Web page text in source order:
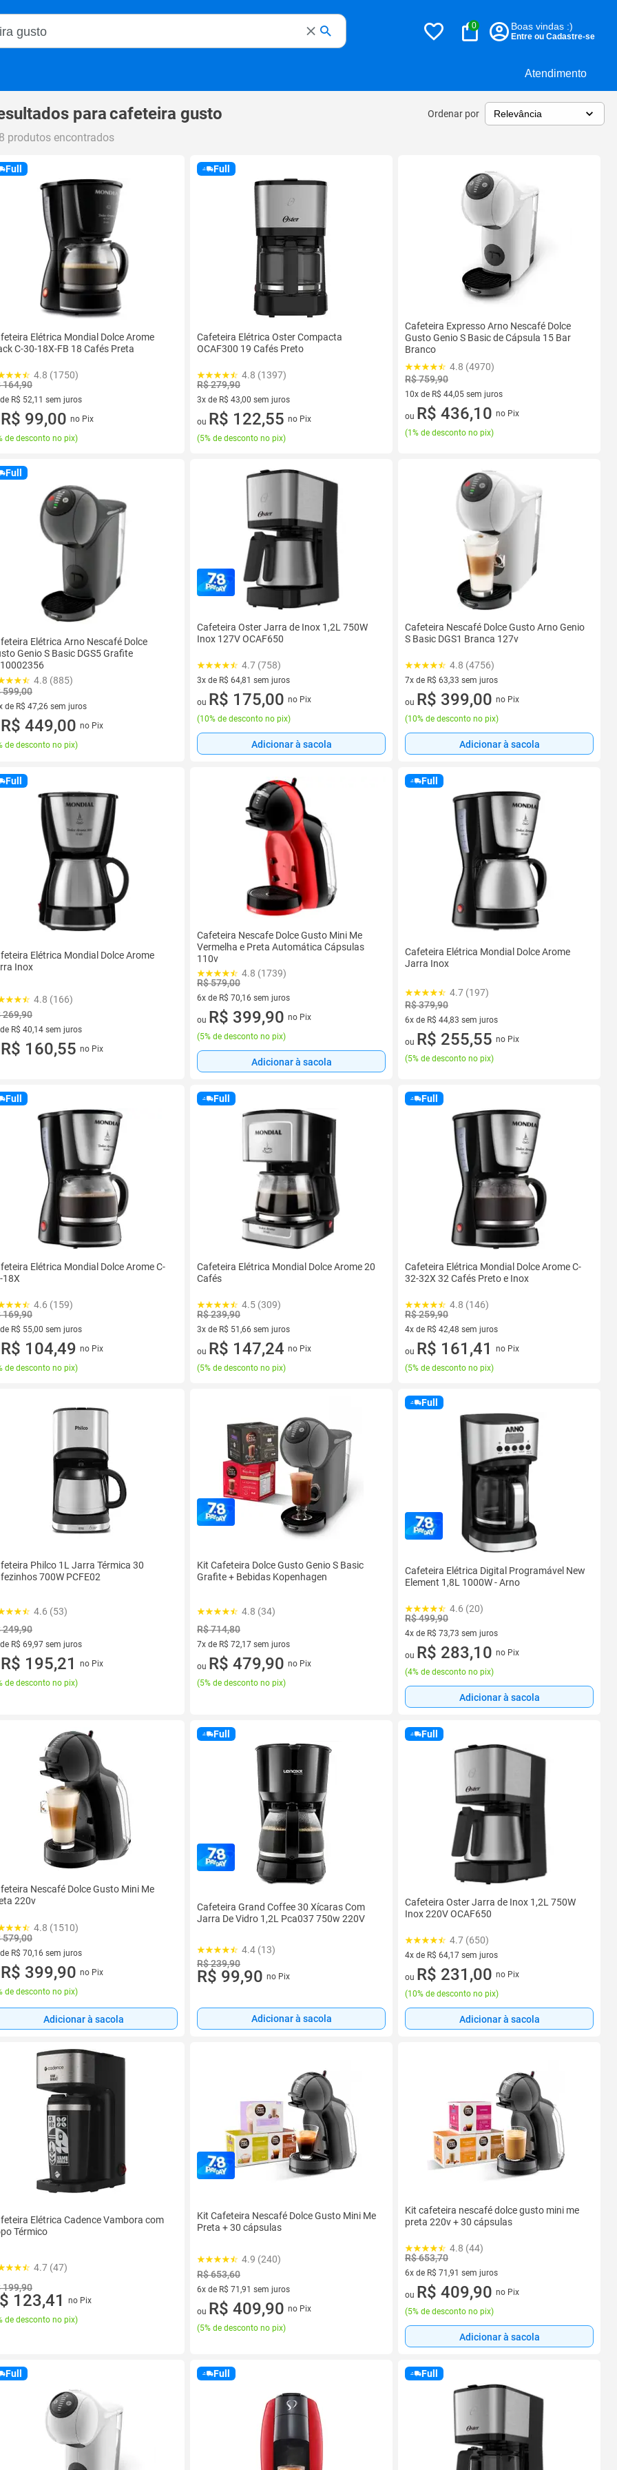
Atendimento
Magalu
0 Boas vindas :)
Entre ou Cadastre-se
paracafeteira gusto Ordenar por
produtos encontrados
Full
Elétrica Mondial Dolce Arome
C-30-18X-FB 18 Cafés Preta
4.8 (1750)
164,90
R$ 52,11 sem juros
de R$ 52,11 sem juros
R$ 99,00 no Pix
de desconto no pix)
Full
Cafeteira Elétrica Oster Compacta
OCAF300 19 Cafés Preto
4.8 (1397)
R$ 279,90
3x de R$ 43,00 sem juros
3 vez de R$ 43,00 sem juros
ou R$ 122,55 no Pix
(5% de desconto no pix)
Cafeteira Expresso Arno Nescafé Dolce
Gusto Genio S Basic de Cápsula 15 Bar
Branco
4.8 (4970)
R$ 759,90
10x de R$ 44,05 sem juros
10 vez de R$ 44,05 sem juros
ou R$ 436,10 no Pix
(1% de desconto no pix)
Full
Elétrica Arno Nescafé Dolce
Genio S Basic DGS5 Grafite
4.8 (885)
599,00
de R$ 47,26 sem juros
vez de R$ 47,26 sem juros
R$ 449,00 no Pix
de desconto no pix)
Cafeteira Oster Jarra de Inox 1,2L 750W
Inox 127V OCAF650
4.7 (758)
3x de R$ 64,81 sem juros
3 vez de R$ 64,81 sem juros
ou R$ 175,00 no Pix
(10% de desconto no pix)
Adicionar à sacola
Cafeteira Nescafé Dolce Gusto Arno Genio
S Basic DGS1 Branca 127v
4.8 (4756)
7x de R$ 63,33 sem juros
7 vez de R$ 63,33 sem juros
ou R$ 399,00 no Pix
(10% de desconto no pix)
Adicionar à sacola
Full
Elétrica Mondial Dolce Arome
Inox
4.8 (166)
269,90
R$ 40,14 sem juros
de R$ 40,14 sem juros
R$ 160,55 no Pix
Cafeteira Nescafe Dolce Gusto Mini Me
Vermelha e Preta Automática Cápsulas
110v
4.8 (1739)
R$ 579,00
6x de R$ 70,16 sem juros
6 vez de R$ 70,16 sem juros
ou R$ 399,90 no Pix
(5% de desconto no pix)
Adicionar à sacola
Full
Cafeteira Elétrica Mondial Dolce Arome
Jarra Inox
4.7 (197)
R$ 379,90
6x de R$ 44,83 sem juros
6 vez de R$ 44,83 sem juros
ou R$ 255,55 no Pix
(5% de desconto no pix)
Full
Elétrica Mondial Dolce Arome C-
18X
4.6 (159)
169,90
R$ 55,00 sem juros
de R$ 55,00 sem juros
R$ 104,49 no Pix
de desconto no pix)
Full
Cafeteira Elétrica Mondial Dolce Arome 20
Cafés
4.5 (309)
R$ 239,90
3x de R$ 51,66 sem juros
3 vez de R$ 51,66 sem juros
ou R$ 147,24 no Pix
(5% de desconto no pix)
Full
Cafeteira Elétrica Mondial Dolce Arome C-
32-32X 32 Cafés Preto e Inox
4.8 (146)
R$ 259,90
4x de R$ 42,48 sem juros
4 vez de R$ 42,48 sem juros
ou R$ 161,41
no Pix
(5% de desconto no pix)
Philco 1L Jarra Térmica 30
700W PCFE02
4.6 (53)
249,90
R$ 69,97 sem juros
de R$ 69,97 sem juros
R$ 195,21
no Pix
de desconto no pix)
Kit Cafeteira Dolce Gusto Genio S Basic
Grafite + Bebidas Kopenhagen
4.8 (34)
R$ 714,80
7x de R$ 72,17 sem juros
7 vez de R$ 72,17 sem juros
ou R$ 479,90 no Pix
(5% de desconto no pix)
Full
Cafeteira Elétrica Digital Programável New
Element 1,8L 1000W - Arno
4.6 (20)
R$ 499,90
4x de R$ 73,73 sem juros
4 vez de R$ 73,73 sem juros
ou R$ 283,10 no Pix
(4% de desconto no pix)
Adicionar à sacola
Nescafé Dolce Gusto Mini Me
220v
4.8 (1510)
579,00
R$ 70,16 sem juros
de R$ 70,16 sem juros
R$ 399,90 no Pix
de desconto no pix)
Adicionar à sacola
Full
Cafeteira Grand Coffee 30 Xícaras Com
Jarra De Vidro 1,2L Pca037 750w 220V
4.4 (13)
R$ 239,90
R$ 99,90 no Pix
Adicionar à sacola
Full
Cafeteira Oster Jarra de Inox 1,2L 750W
Inox 220V OCAF650
4.7 (650)
4x de R$ 64,17 sem juros
4 vez de R$ 64,17 sem juros
ou R$ 231,00 no Pix
(10% de desconto no pix)
Adicionar à sacola
Elétrica Cadence Vambora com
Térmico
4.7 (47)
199,90
123,41
no Pix
de desconto no pix)
Kit Cafeteira Nescafé Dolce Gusto Mini Me
Preta + 30 cápsulas
4.9 (240)
R$ 653,60
6x de R$ 71,91 sem juros
6 vez de R$ 71,91 sem juros
ou R$ 409,90 no Pix
(5% de desconto no pix)
Kit cafeteira nescafé dolce gusto mini me
preta 220v + 30 cápsulas
4.8 (44)
R$ 653,70
6x de R$ 71,91 sem juros
6 vez de R$ 71,91 sem juros
ou R$ 409,90 no Pix
(5% de desconto no pix)
Adicionar à sacola
Full Full Full